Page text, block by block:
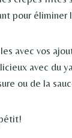
pour éliminer
avec vos
avec du
ou de la